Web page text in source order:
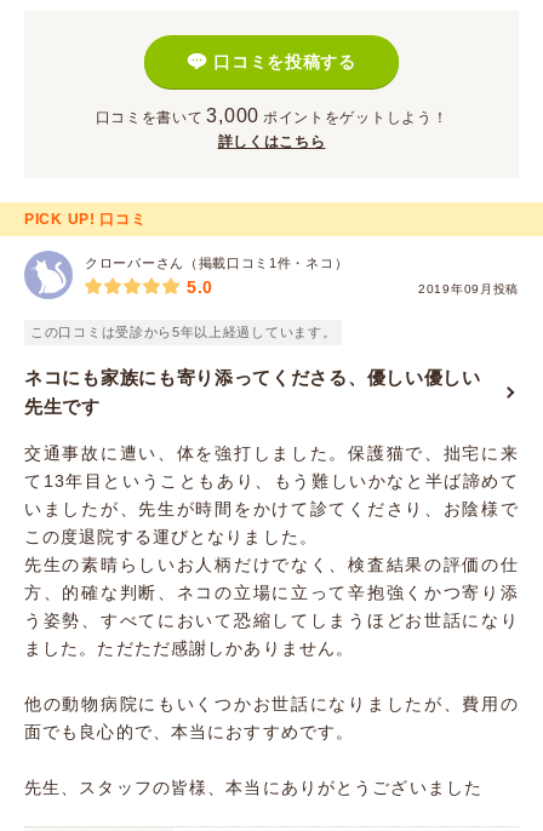
口コミを投稿する
口コミを書いて 3,000 ポイント をゲットしよう！
詳しくはこちら
PICK UP! 口コミ
クローバーさん（掲載口コミ1件・ネコ）
2019年09月投稿
5.0
この口コミは受診から5年以上経過しています。
ネコにも家族にも寄り添ってくださる、優しい優しい
先生です
交通事故に遭い、体を強打しました。保護猫で、拙宅に来
て13年目ということもあり、もう難しいかなと半ば諦めて
いましたが、先生が時間をかけて診てくださり、お陰様で
この度退院する運びとなりました。
先生の素晴らしいお人柄だけでなく、検査結果の評価の仕
方、的確な判断、ネコの立場に立って辛抱強くかつ寄り添
う姿勢、すべてにおいて恐縮してしまうほどお世話になり
ました。ただただ感謝しかありません。
他の動物病院にもいくつかお世話になりましたが、費用の
面でも良心的で、本当におすすめです。
先生、スタッフの皆様、本当にありがとうございました